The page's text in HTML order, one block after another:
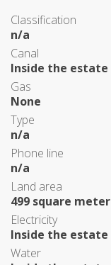
Classification
n/a
Canal
Inside the estate
Gas
None
Type
n/a
Phone line
n/a
Land area
499 square meter
Electricity
Inside the estate
Water